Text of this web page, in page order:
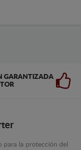
GARANTIZADA
para la protección del